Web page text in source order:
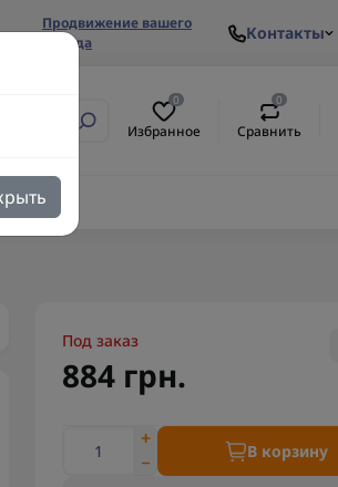
Продвижение вашего
бренда
Контакты
0
Избранное
0
Сравнить
Под заказ
884 грн.
В корзину